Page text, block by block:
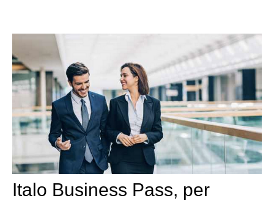
Italo Business Pass, per